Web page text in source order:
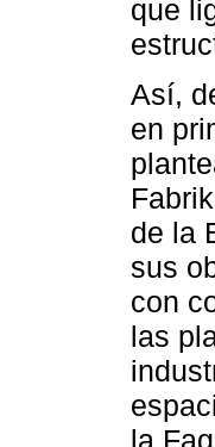
que
Así,
en
de la
sus
con
las
la